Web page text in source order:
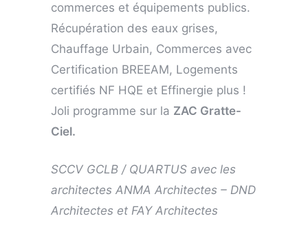
commerces et équipements publics.
Récupération des eaux grises,
Chauffage Urbain, Commerces avec
Certification BREEAM, Logements
certifiés NF HQE et Effinergie plus !
Joli programme sur la ZAC Gratte-
Ciel.
SCCV GCLB / QUARTUS avec les
architectes ANMA Architectes – DND
Architectes et FAY Architectes